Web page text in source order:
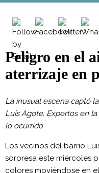
Peligro en el
aterrizaje en
La inusual escena captó
Luis Agote. Expertos en
lo ocurrido
Los vecinos del barrio
sorpresa este miércoles
colores moviéndose en